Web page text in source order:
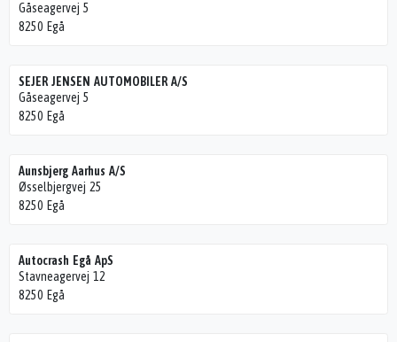
Gåseagervej 5
8250 Egå
SEJER JENSEN AUTOMOBILER A/S
Gåseagervej 5
8250 Egå
Aunsbjerg Aarhus A/S
Øsselbjergvej 25
8250 Egå
Autocrash Egå ApS
Stavneagervej 12
8250 Egå